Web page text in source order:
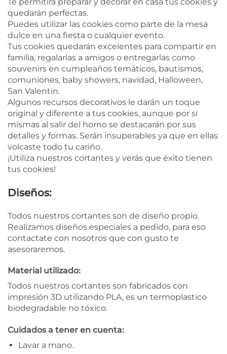
quedarán perfectas.
Puedes utilizar las cookies como parte de la mesa
dulce en una fiesta o cualquier evento.
Tus cookies quedarán excelentes para compartir en
familia, regalarlas a amigos o entregarlas como
souvenirs en cumpleaños temáticos, bautismos,
comuniones, baby showers, navidad, Halloween,
San Valentin.
Algunos recursos decorativos le darán un toque
original y diferente a tus cookies, aunque por si
mismas al salir del horno se destacarán por sus
detalles y formas. Serán insuperables ya que en ellas
volcaste todo tu cariño.
¡Utiliza nuestros cortantes y verás que éxito tienen
tus cookies!
Diseños:
Todos nuestros cortantes son de diseño propio.
Realizamos diseños especiales a pedido, para eso
contactate con nosotros que con gusto te
asesoraremos.
Material utilizado:
Todos nuestros cortantes son fabricados con
impresión 3D utilizando PLA, es un termoplastico
biodegradable no tóxico.
Cuidados a tener en cuenta:
Lavar a mano.